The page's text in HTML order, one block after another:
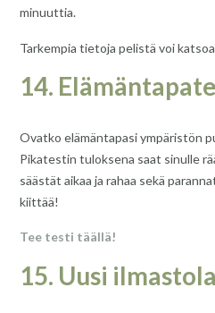
minuuttia.
Tarkempia tietoja pelistä voi
14.
Ovatko elämäntapasi ympäristön
Pikatestin tuloksena saat sinulle
säästät aikaa ja rahaa sekä
kiittää!
Tee testi täällä!
15. Uusi